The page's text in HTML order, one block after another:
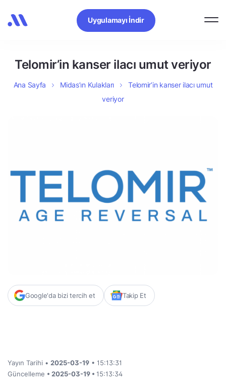
Uygulamayı İndir
Telomir’in kanser ilacı umut veriyor
Ana Sayfa Midas’ın Kulakları
Telomir’in kanser ilacı umut
veriyor
Google'da bizi tercih et Takip Et
Yayın Tarihi • 2025-03-19 • 15:13:31
Güncelleme • 2025-03-19 • 15:13:34